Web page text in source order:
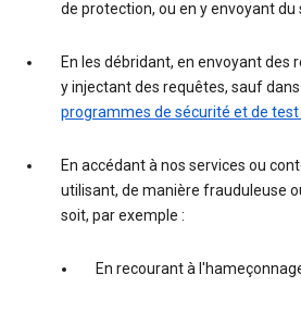
de protection, ou en y envoyant du
En les débridant, en envoyant des
y injectant des requêtes, sauf
programmes de sécurité et de test
En accédant à nos services ou
utilisant, de manière frauduleuse
soit, par exemple :
En recourant à